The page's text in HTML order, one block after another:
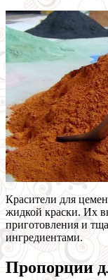
Красители для
жидкой краски. Их
приготовления и
ингредиентами.
Пропорции